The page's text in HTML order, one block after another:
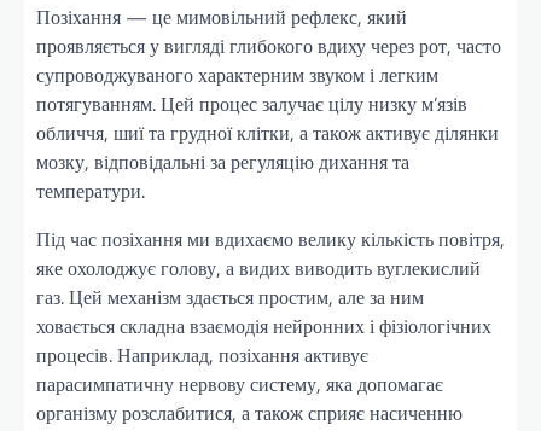
Позіхання — це мимовільний рефлекс, який
проявляється у вигляді глибокого вдиху через рот, часто
супроводжуваного характерним звуком і легким
потягуванням. Цей процес залучає цілу низку м’язів
обличчя, шиї та грудної клітки, а також активує ділянки
мозку, відповідальні за регуляцію дихання та
температури.
Під час позіхання ми вдихаємо велику кількість повітря,
яке охолоджує голову, а видих виводить вуглекислий
газ. Цей механізм здається простим, але за ним
ховається складна взаємодія нейронних і фізіологічних
процесів. Наприклад, позіхання активує
парасимпатичну нервову систему, яка допомагає
організму розслабитися, а також сприяє насиченню